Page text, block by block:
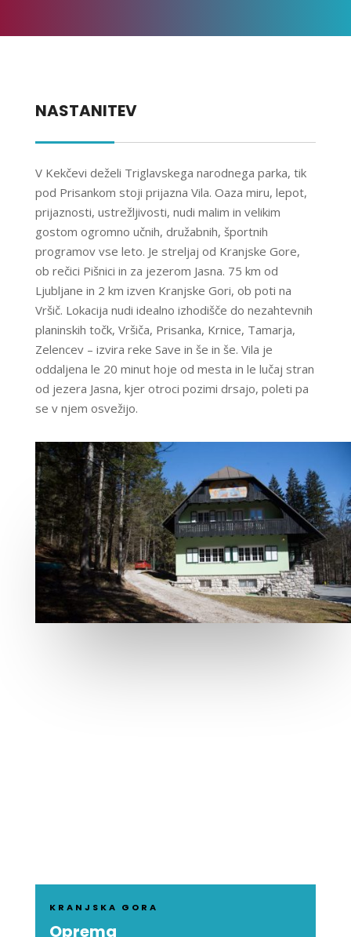
NASTANITEV
V Kekčevi deželi Triglavskega narodnega parka, tik
pod Prisankom stoji prijazna Vila. Oaza miru, lepot,
prijaznosti, ustrežljivosti, nudi malim in velikim
gostom ogromno učnih, družabnih, športnih
programov vse leto. Je streljaj od Kranjske Gore,
ob rečici Pišnici in za jezerom Jasna. 75 km od
Ljubljane in 2 km izven Kranjske Gori, ob poti na
Vršič. Lokacija nudi idealno izhodišče do nezahtevnih
planinskih točk, Vršiča, Prisanka, Krnice, Tamarja,
Zelencev – izvira reke Save in še in še. Vila je
oddaljena le 20 minut hoje od mesta in le lučaj stran
od jezera Jasna, kjer otroci pozimi drsajo, poleti pa
se v njem osvežijo.
KRANJSKA GORA
Oprema